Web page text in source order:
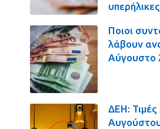
υπερήλικες
Ποιοι
λάβουν
Αύγουστο
ΔΕΗ: